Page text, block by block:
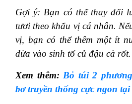
Gợi ý: Bạn có thể thay đổi
tươi theo khẩu vị cá nhân.
vị, bạn có thể thêm một ít
dừa vào sinh tố củ đậu cà rốt.
Xem thêm:Bỏ túi 2
bơ truyền thống cực ngon